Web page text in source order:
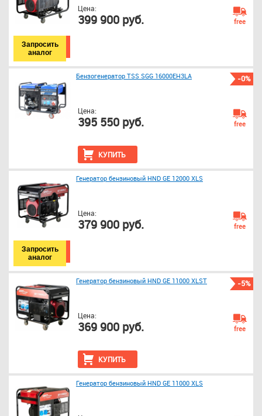
Цена:
399 900 руб.
Запросить
аналог
free
-0%
Бензогенератор TSS SGG 16000EH3LA
КУПИТЬ
Цена:
395 550 руб. free
Генератор бензиновый HND GE 12000 XLS
Цена:
379 900 руб.
Запросить
аналог
free
-5%
Генератор бензиновый HND GE 11000 XLST
КУПИТЬ
Цена:
369 900 руб. free
Генератор бензиновый HND GE 11000 XLS